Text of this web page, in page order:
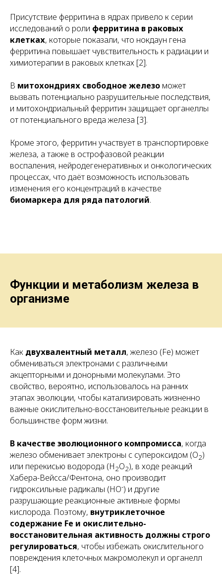
Присутствие ферритина в ядрах привело к серии
исследований о роли ферритина в раковых
клетках, которые показали, что нокдаун гена
ферритина повышает чувствительность к радиации и
химиотерапии в раковых клетках [2].
В митохондриях свободное железо может
вызвать потенциально разрушительные последствия,
и митохондриальный ферритин защищает органеллы
от потенциального вреда железа [3].
Кроме этого, ферритин участвует в транспортировке
железа, а также в острофазовой реакции
воспаления, нейродегенеративных и онкологических
процессах, что даёт возможность использовать
изменения его концентраций в качестве
биомаркера для ряда патологий.
Функции и метаболизм железа в
организме
Как двухвалентный металл, железо (Fe) может
обмениваться электронами с различными
акцепторными и донорными молекулами. Это
свойство, вероятно, использовалось на ранних
этапах эволюции, чтобы катализировать жизненно
важные окислительно-восстановительные реакции в
большинстве форм жизни.
В качестве эволюционного компромисса, когда
железо обменивает электроны с супероксидом (O2)
или перекисью водорода (H2O2), в ходе реакций
Хабера-Вейсса/Фентона, оно производит
гидроксильные радикалы (HO-) и другие
разрушающие реакционные активные формы
кислорода. Поэтому, внутриклеточное
содержание Fe и окислительно-
восстановительная активность должны строго
регулироваться, чтобы избежать окислительного
повреждения клеточных макромолекул и органелл
[4].